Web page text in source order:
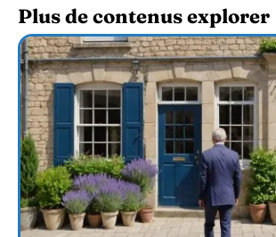
Plus de contenus explorer